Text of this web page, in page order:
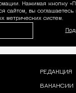
Нажимая кнопку
сайтом, вы соглашаетесь
метрических систем.
РЕДАКЦИЯ
ВАКАНСИИ